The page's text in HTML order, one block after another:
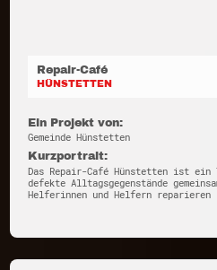
Repair-Café
HÜNSTETTEN
Ein Projekt von:
Gemeinde Hünstetten
Kurzportrait:
Das Repair-Café Hünstetten ist
defekte Alltagsgegenstände
Helferinnen und Helfern